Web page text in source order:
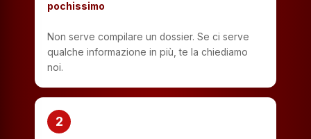
pochissimo
Non serve compilare un dossier. Se ci serve
qualche informazione in più, te la chiediamo
noi.
2